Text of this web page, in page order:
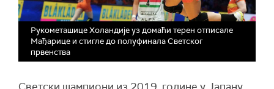
Рукометашице Холандије уз домаћи терен отписале
Мађарице и стигле до полуфинала Светског
првенства